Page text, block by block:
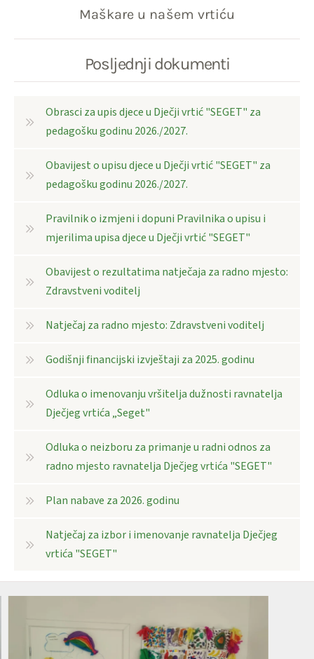
Maškare u našem vrtiću
Posljednji dokumenti
Obrasci za upis djece u Dječji vrtić "SEGET" za
pedagošku godinu 2026./2027.
Obavijest o upisu djece u Dječji vrtić "SEGET" za
pedagošku godinu 2026./2027.
Pravilnik o izmjeni i dopuni Pravilnika o upisu i
mjerilima upisa djece u Dječji vrtić "SEGET"
Obavijest o rezultatima natječaja za radno mjesto:
Zdravstveni voditelj
Natječaj za radno mjesto: Zdravstveni voditelj
Godišnji financijski izvještaji za 2025. godinu
Odluka o imenovanju vršitelja dužnosti ravnatelja
Dječjeg vrtića „Seget"
Odluka o neizboru za primanje u radni odnos za
radno mjesto ravnatelja Dječjeg vrtića "SEGET"
Plan nabave za 2026. godinu
Natječaj za izbor i imenovanje ravnatelja Dječjeg
vrtića "SEGET"